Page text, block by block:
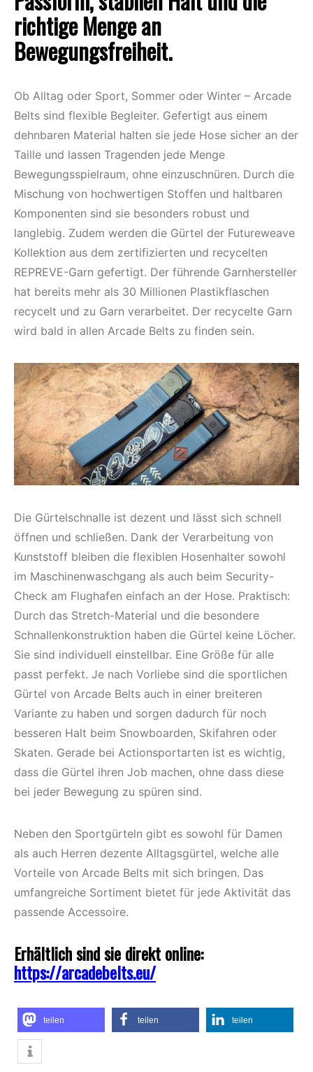
richtige Menge an
Bewegungsfreiheit.
Ob Alltag oder Sport, Sommer oder Winter – Arcade
Belts sind flexible Begleiter. Gefertigt aus einem
dehnbaren Material halten sie jede Hose sicher an der
Taille und lassen Tragenden jede Menge
Bewegungsspielraum, ohne einzuschnüren. Durch die
Mischung von hochwertigen Stoffen und haltbaren
Komponenten sind sie besonders robust und
langlebig. Zudem werden die Gürtel der Futureweave
Kollektion aus dem zertifizierten und recycelten
REPREVE-Garn gefertigt. Der führende Garnhersteller
hat bereits mehr als 30 Millionen Plastikflaschen
recycelt und zu Garn verarbeitet. Der recycelte Garn
wird bald in allen Arcade Belts zu finden sein.
Die Gürtelschnalle ist dezent und lässt sich schnell
öffnen und schließen. Dank der Verarbeitung von
Kunststoff bleiben die flexiblen Hosenhalter sowohl
im Maschinenwaschgang als auch beim Security-
Check am Flughafen einfach an der Hose. Praktisch:
Durch das Stretch-Material und die besondere
Schnallenkonstruktion haben die Gürtel keine Löcher.
Sie sind individuell einstellbar. Eine Größe für alle
passt perfekt. Je nach Vorliebe sind die sportlichen
Gürtel von Arcade Belts auch in einer breiteren
Variante zu haben und sorgen dadurch für noch
besseren Halt beim Snowboarden, Skifahren oder
Skaten. Gerade bei Actionsportarten ist es wichtig,
dass die Gürtel ihren Job machen, ohne dass diese
bei jeder Bewegung zu spüren sind.
Neben den Sportgürteln gibt es sowohl für Damen
als auch Herren dezente Alltagsgürtel, welche alle
Vorteile von Arcade Belts mit sich bringen. Das
umfangreiche Sortiment bietet für jede Aktivität das
passende Accessoire.
Erhältlich sind sie direkt online:
https://arcadebelts.eu/
teilen teilen teilen